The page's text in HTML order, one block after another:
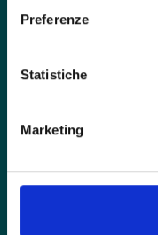
Preferenze
Statistiche
Marketing
02 00705120